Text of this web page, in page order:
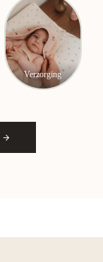
Verzorging